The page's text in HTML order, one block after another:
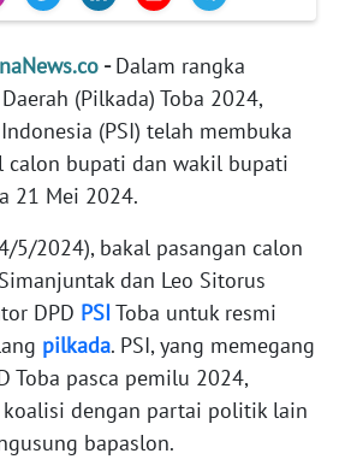
-Dalam rangka
(Pilkada) Toba 2024,
(PSI) telah membuka
calon bupati dan wakil bupati
21 Mei 2024.
5/2024), bakal pasangan calon
dan Leo Sitorus
DPD PSIToba untuk resmi
pilkada. PSI, yang memegang
Toba pasca pemilu 2024,
dengan partai politik lain
bapaslon.